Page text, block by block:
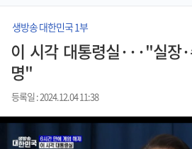
생방송 대한민국 1부
이 시각 대통령실···"실장
명"
등록일 : 2024.12.04 11:38